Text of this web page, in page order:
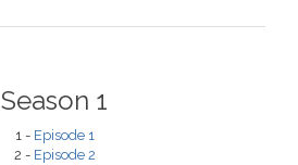
Season 1
1 - Episode 1
2 - Episode 2